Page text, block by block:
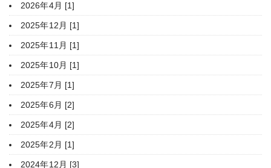
2026年4月 [1]
2025年12月 [1]
2025年11月 [1]
2025年10月 [1]
2025年7月 [1]
2025年6月 [2]
2025年4月 [2]
2025年2月 [1]
2024年12月 [3]